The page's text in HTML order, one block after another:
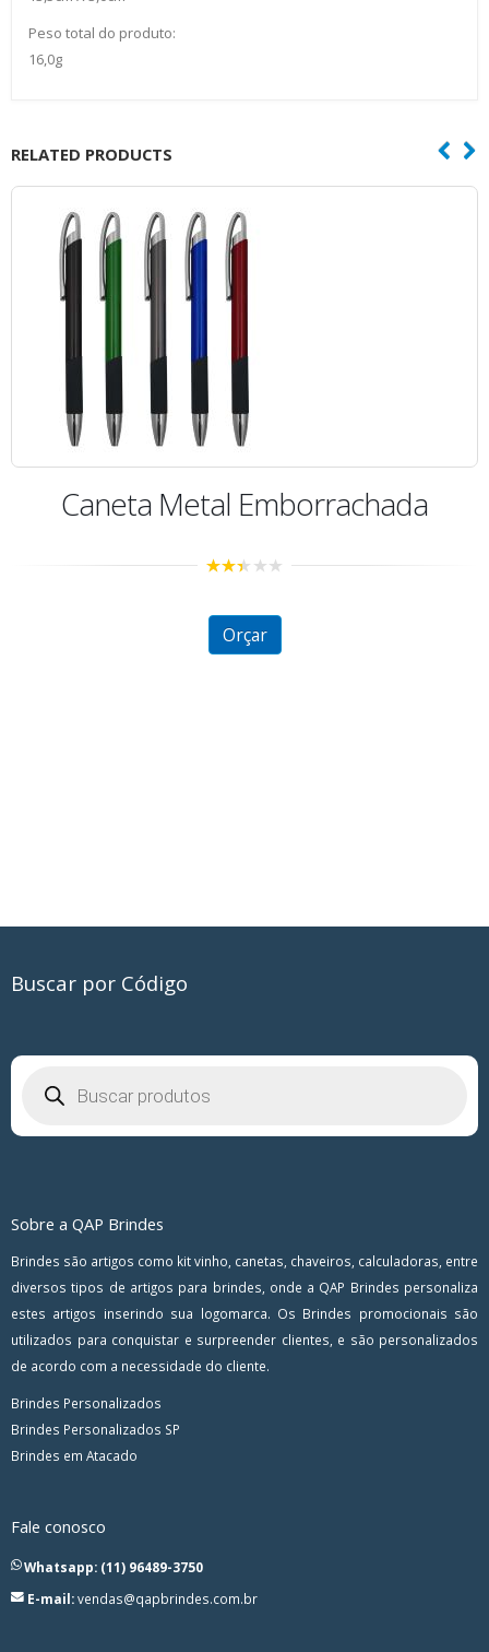
Peso total do produto:
16,0g
RELATED PRODUCTS
Caneta Metal Emborrachada
Orçar
Buscar por Código
produtos
Sobre a QAP Brindes
Brindes são artigos como kit vinho, canetas, chaveiros, calculadoras, entre
diversos tipos de artigos para brindes, onde a QAP Brindes personaliza
estes artigos inserindo sua logomarca. Os Brindes promocionais são
utilizados para conquistar e surpreender clientes, e são personalizados
de acordo com a necessidade do cliente.
Brindes Personalizados
Brindes Personalizados SP
Brindes em Atacado
Fale conosco
Whatsapp: (11) 96489-3750
E-mail:vendas@qapbrindes.com.br